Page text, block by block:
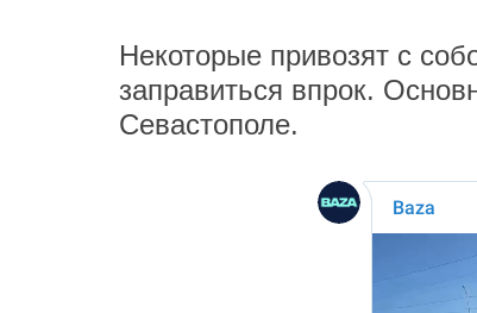
Некоторые привозят с
заправиться впрок.
Севастополе.